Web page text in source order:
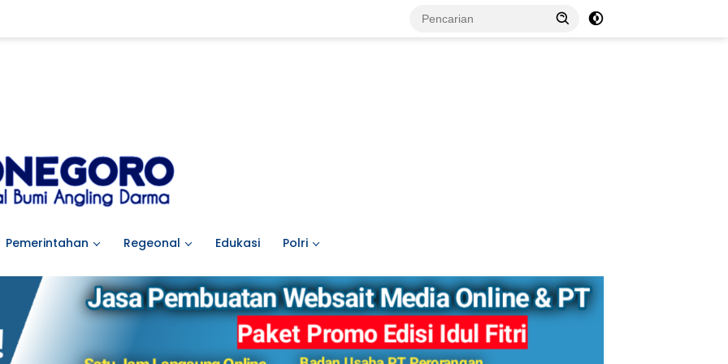
Pemerintahan Regeonal Edukasi Polri